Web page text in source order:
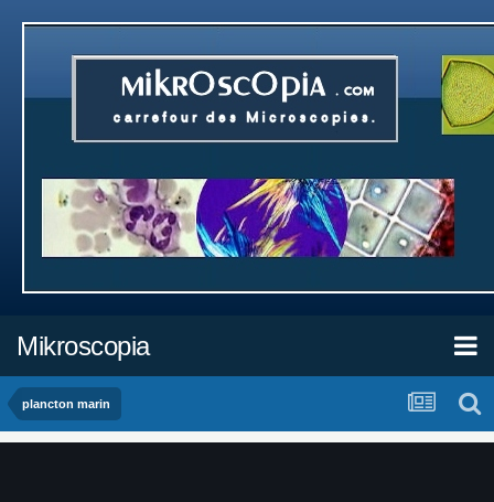
Mikroscopia
plancton marin